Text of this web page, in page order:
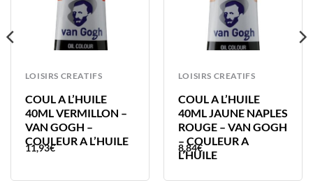
LOISIRS CREATIFS
COUL A L’HUILE
40ML VERMILLON –
VAN GOGH –
COULEUR A L’HUILE
11,93€
LOISIRS CREATIFS
COUL A L’HUILE
40ML JAUNE NAPLES
ROUGE – VAN GOGH
– COULEUR A
L’HUILE
8,84€